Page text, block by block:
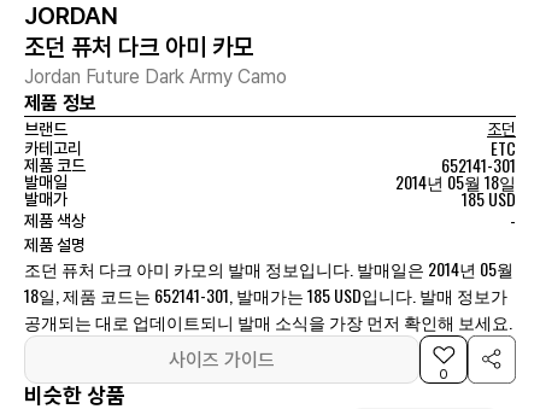
JORDAN
조던 퓨처 다크 아미 카모
Jordan Future Dark Army Camo
제품 정보
브랜드
조던
카테고리
ETC
제품 코드 652141-301
발매일 2014년 05월 18일
발매가 185 USD
제품 색상 -
제품 설명
조던 퓨처 다크 아미 카모의 발매 정보입니다. 발매일은 2014년 05월
18일, 제품 코드는 652141-301, 발매가는 185 USD입니다. 발매 정보가
공개되는 대로 업데이트되니 발매 소식을 가장 먼저 확인해 보세요.
사이즈 가이드
0
비슷한 상품